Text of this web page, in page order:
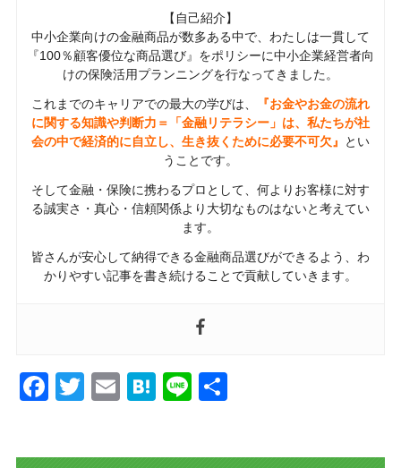
【自己紹介】
中小企業向けの金融商品が数多ある中で、わたしは一貫して
『100％顧客優位な商品選び』をポリシーに中小企業経営者向
けの保険活用プランニングを行なってきました。
これまでのキャリアでの最大の学びは、
『お金やお金の流れ
に関する知識や判断力＝「金融リテラシー」は、私たちが社
会の中で経済的に自立し、生き抜くために必要不可欠』
とい
うことです。
そして金融・保険に携わるプロとして、何よりお客様に対す
る誠実さ・真心・信頼関係より大切なものはないと考えてい
ます。
皆さんが安心して納得できる金融商品選びができるよう、わ
かりやすい記事を書き続けることで貢献していきます。
Facebook
Twitter
EmailHatena
Line共